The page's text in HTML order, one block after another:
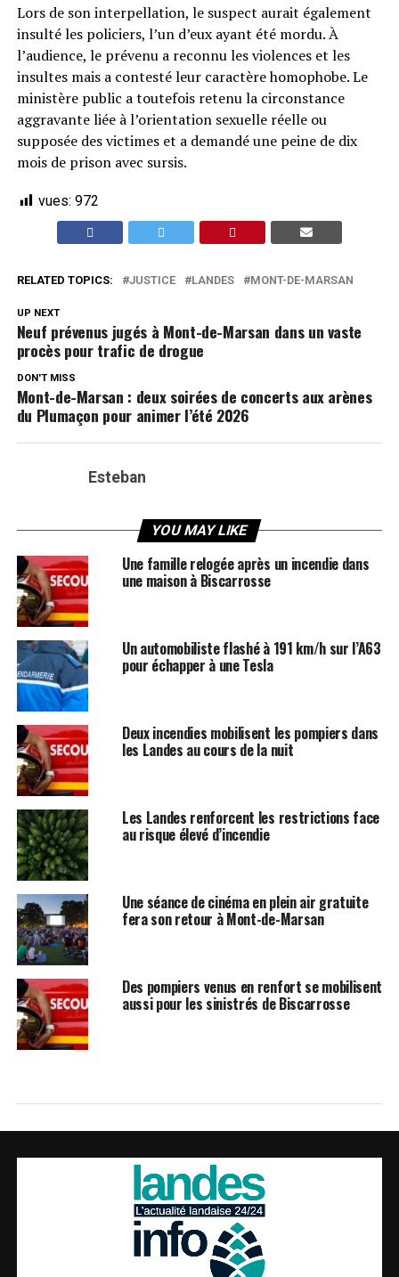
Lors de son interpellation, le suspect aurait également
insulté les policiers, l’un d’eux ayant été mordu. À
l’audience, le prévenu a reconnu les violences et les
insultes mais a contesté leur caractère homophobe. Le
ministère public a toutefois retenu la circonstance
aggravante liée à l’orientation sexuelle réelle ou
supposée des victimes et a demandé une peine de dix
mois de prison avec sursis.
vues: 972
RELATED TOPICS: JUSTICE LANDES MONT-DE-MARSAN
UP NEXT
Neuf prévenus jugés à Mont-de-Marsan dans un vaste
procès pour trafic de drogue
DON'T MISS
Mont-de-Marsan : deux soirées de concerts aux arènes
du Plumaçon pour animer l’été 2026
Esteban
YOU MAY LIKE
Une famille relogée après un incendie dans
une maison à Biscarrosse
Un automobiliste flashé à 191 km/h sur l’A63
pour échapper à une Tesla
Deux incendies mobilisent les pompiers dans
les Landes au cours de la nuit
Les Landes renforcent les restrictions face
au risque élevé d’incendie
Une séance de cinéma en plein air gratuite
fera son retour à Mont-de-Marsan
Des pompiers venus en renfort se mobilisent
aussi pour les sinistrés de Biscarrosse